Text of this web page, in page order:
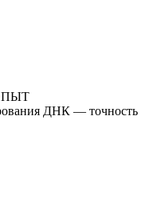
ДНК — точность